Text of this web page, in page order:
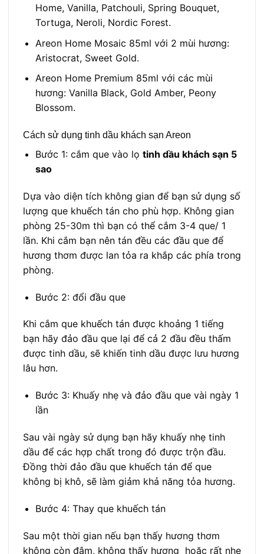
Home, Vanilla, Patchouli, Spring Bouquet,
Tortuga, Neroli, Nordic Forest.
Areon Home Mosaic 85ml với 2 mùi hương:
Aristocrat, Sweet Gold.
Areon Home Premium 85ml với các mùi
hương: Vanilla Black, Gold Amber, Peony
Blossom.
Cách sử dụng tinh dầu khách sạn Areon
Bước 1: cắm que vào lọ tinh dầu khách sạn 5
sao
Dựa vào diện tích không gian để bạn sử dụng số
lượng que khuếch tán cho phù hợp. Không gian
phòng 25-30m thì bạn có thể cắm 3-4 que/ 1
lần. Khi cắm bạn nên tán đều các đầu que để
hương thơm được lan tỏa ra khắp các phía trong
phòng.
Bước 2: đổi đầu que
Khi cắm que khuếch tán được khoảng 1 tiếng
bạn hãy đảo đầu que lại để cả 2 đầu đều thấm
được tinh dầu, sẽ khiến tinh dầu được lưu hương
lâu hơn.
Bước 3: Khuấy nhẹ và đảo đầu que vài ngày 1
lần
Sau vài ngày sử dụng bạn hãy khuấy nhẹ tinh
dầu để các hợp chất trong đó được trộn đầu.
Đồng thời đảo đầu que khuếch tán để que
không bị khô, sẽ làm giảm khả năng tỏa hương.
Bước 4: Thay que khuếch tán
Sau một thời gian nếu bạn thấy hương thơm
không còn đậm, không thấy hương hoặc rất nhẹ